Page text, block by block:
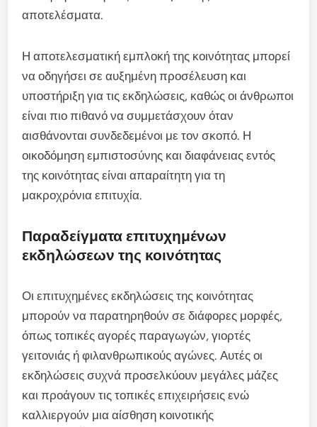
αποτελέσματα.
Η αποτελεσματική εμπλοκή της κοινότητας μπορεί
να οδηγήσει σε αυξημένη προσέλευση και
υποστήριξη για τις εκδηλώσεις, καθώς οι άνθρωποι
είναι πιο πιθανό να συμμετάσχουν όταν
αισθάνονται συνδεδεμένοι με τον σκοπό. Η
οικοδόμηση εμπιστοσύνης και διαφάνειας εντός
της κοινότητας είναι απαραίτητη για τη
μακροχρόνια επιτυχία.
Παραδείγματα επιτυχημένων
εκδηλώσεων της κοινότητας
Οι επιτυχημένες εκδηλώσεις της κοινότητας
μπορούν να παρατηρηθούν σε διάφορες μορφές,
όπως τοπικές αγορές παραγωγών, γιορτές
γειτονιάς ή φιλανθρωπικούς αγώνες. Αυτές οι
εκδηλώσεις συχνά προσελκύουν μεγάλες μάζες
και προάγουν τις τοπικές επιχειρήσεις ενώ
καλλιεργούν μια αίσθηση κοινοτικής